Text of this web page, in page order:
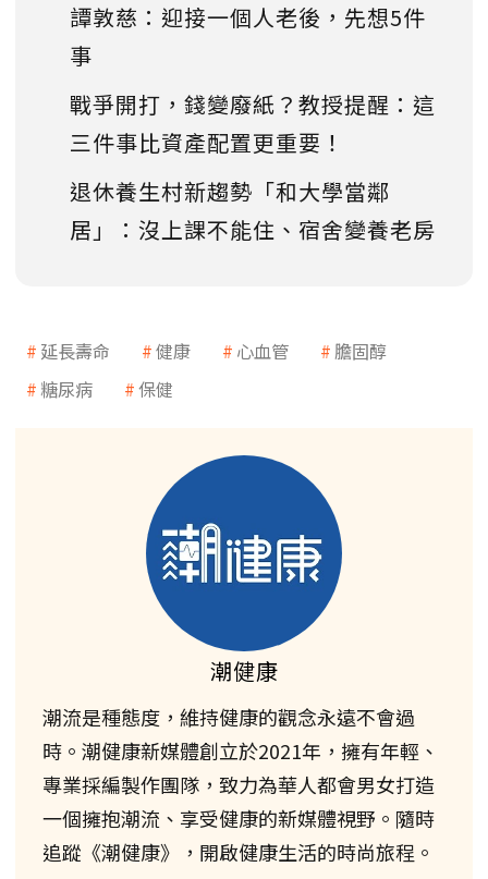
譚敦慈：迎接一個人老後，先想5件
事
戰爭開打，錢變廢紙？教授提醒：這
三件事比資產配置更重要！
退休養生村新趨勢「和大學當鄰
居」：沒上課不能住、宿舍變養老房
延長壽命 健康 心血管
膽固醇
糖尿病
保健
潮健康
潮流是種態度，維持健康的觀念永遠不會過
時。潮健康新媒體創立於2021年，擁有年輕、
專業採編製作團隊，致力為華人都會男女打造
一個擁抱潮流、享受健康的新媒體視野。隨時
追蹤《潮健康》，開啟健康生活的時尚旅程。